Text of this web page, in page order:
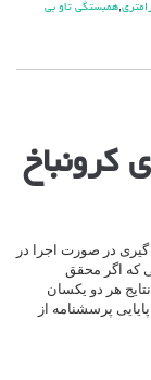
,همبستگي تاو بي
کرونباخ
گیری در صورت اجرا در
که اگر محقق
هر دو یکسان
پرسشنامه از